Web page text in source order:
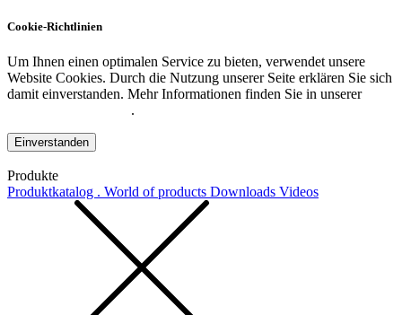
Cookie-Richtlinien
Um Ihnen einen optimalen Service zu bieten, verwendet unsere
Website Cookies. Durch die Nutzung unserer Seite erklären Sie sich
damit einverstanden. Mehr Informationen finden Sie in unserer
.
Einverstanden
Produkte
Produktkatalog . World of products Downloads Videos